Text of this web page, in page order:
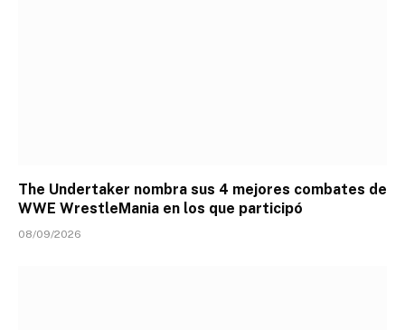
The Undertaker nombra sus 4 mejores combates de
WWE WrestleMania en los que participó
08/09/2026